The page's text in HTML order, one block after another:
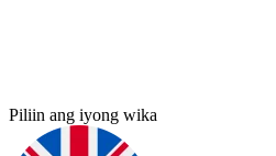
Piliin ang iyong wika